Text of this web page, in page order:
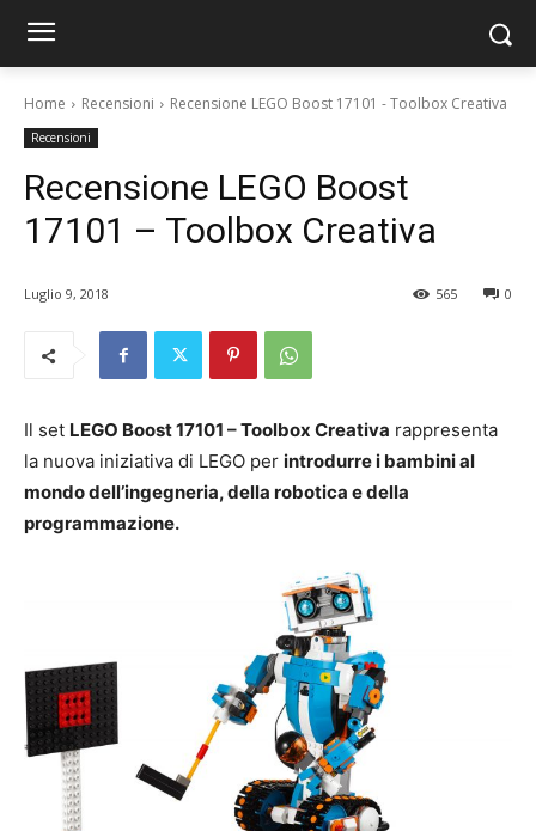
Home Recensioni Recensione LEGO Boost 17101 - Toolbox Creativa
Recensioni
Recensione LEGO Boost
17101 – Toolbox Creativa
Luglio 9, 2018 0
565
Il set LEGO Boost 17101 – Toolbox Creativa rappresenta
la nuova iniziativa di LEGO per introdurre i bambini al
mondo dell’ingegneria, della robotica e della
programmazione.